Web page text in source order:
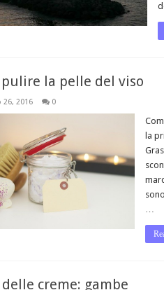
pulire la pelle del viso
26, 2016 0
la
…
delle creme: gambe